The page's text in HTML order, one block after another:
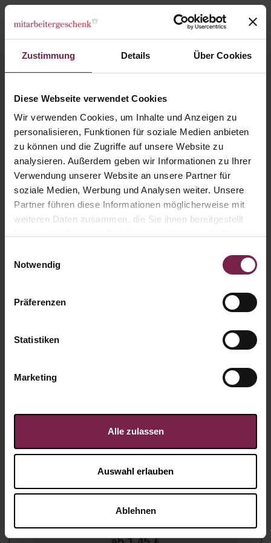
Zustimmung Details Über Cookies
Diese Webseite verwendet Cookies
Wir verwenden Cookies, um Inhalte und Anzeigen zu
personalisieren, Funktionen für soziale Medien anbieten
zu können und die Zugriffe auf unsere Website zu
analysieren. Außerdem geben wir Informationen zu Ihrer
Verwendung unserer Website an unsere Partner für
soziale Medien, Werbung und Analysen weiter. Unsere
Partner führen diese Informationen möglicherweise mit
weiteren Daten zusammen, die Sie ihnen bereitgestellt
Notwendig
Präferenzen
Statistiken
Marketing
Alle zulassen
Auswahl erlauben
Ablehnen
Vivil Paperbox
Artikel-Nr.:91628